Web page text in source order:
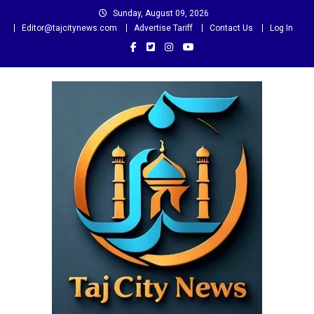
Sunday, August 09, 2026
Editor@tajcitynews.com
Advertise Tariff Contact Us Log In